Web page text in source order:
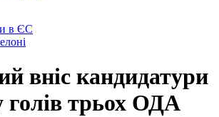
в ЄС
вніс кандидатури
голів трьох ОДА